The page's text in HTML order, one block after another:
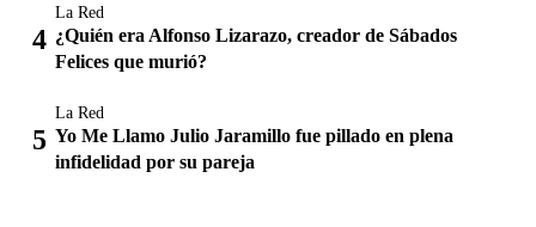
La Red
¿Quién era Alfonso Lizarazo, creador de Sábados
Felices que murió?
La Red
Yo Me Llamo Julio Jaramillo fue pillado en plena
infidelidad por su pareja